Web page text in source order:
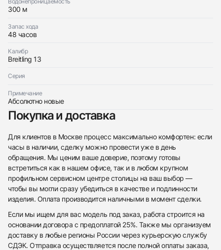
300 м
Запас хода
48 часов
Калибр
Breitling 13
Серия
Примечание
Абсолютно новые
Покупка и доставка
Для клиентов в Москве процесс максимально комфортен: если
часы в наличии, сделку можно провести уже в день
обращения. Мы ценим ваше доверие, поэтому готовы
встретиться как в нашем офисе, так и в любом крупном
профильном сервисном центре столицы на ваш выбор —
чтобы вы могли сразу убедиться в качестве и подлинности
изделия. Оплата производится наличными в момент сделки.
Если мы ищем для вас модель под заказ, работа строится на
основании договора с предоплатой 25%. Также мы организуем
доставку в любые регионы России через курьерскую службу
СДЭК. Отправка осуществляется после полной оплаты заказа,